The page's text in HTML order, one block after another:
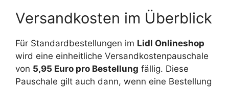
Versandkosten im Überblick
Für Standardbestellungen im Lidl Onlineshop
wird eine einheitliche Versandkostenpauschale
von 5,95 Euro pro Bestellung fällig. Diese
Pauschale gilt auch dann, wenn eine Bestellung